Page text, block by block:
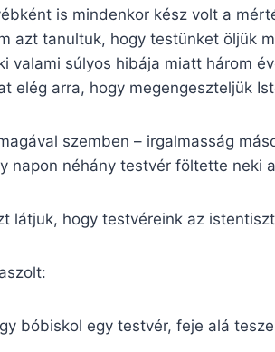
is mindenkor kész volt a
azt tanultuk, hogy testünket öljük
valami súlyos hibája miatt három
elég arra, hogy megengeszteljük
szemben – irgalmasság
napon néhány testvér föltette neki
látjuk, hogy testvéreink az
bóbiskol egy testvér, feje alá